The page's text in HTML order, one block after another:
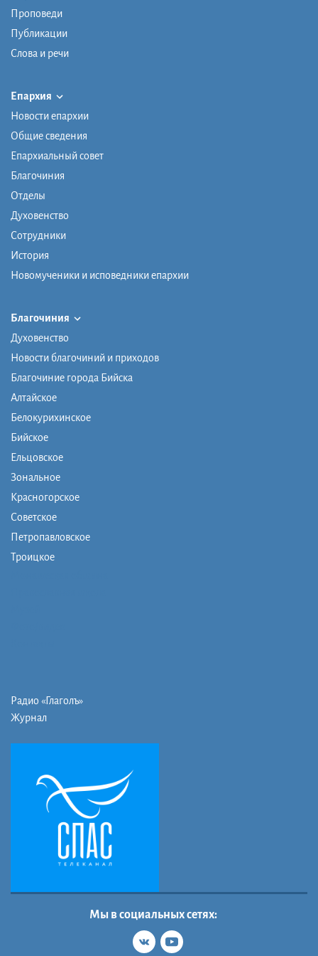
Проповеди
Публикации
Слова и речи
Епархия
Новости епархии
Общие сведения
Епархиальный совет
Благочиния
Отделы
Духовенство
Сотрудники
История
Новомученики и исповедники епархии
Благочиния
Духовенство
Новости благочиний и приходов
Благочиние города Бийска
Алтайское
Белокурихинское
Бийское
Ельцовское
Зональное
Красногорское
Советское
Петропавловское
Троицкое
Радио «Глаголъ»
Журнал
Мы в социальных сетях: